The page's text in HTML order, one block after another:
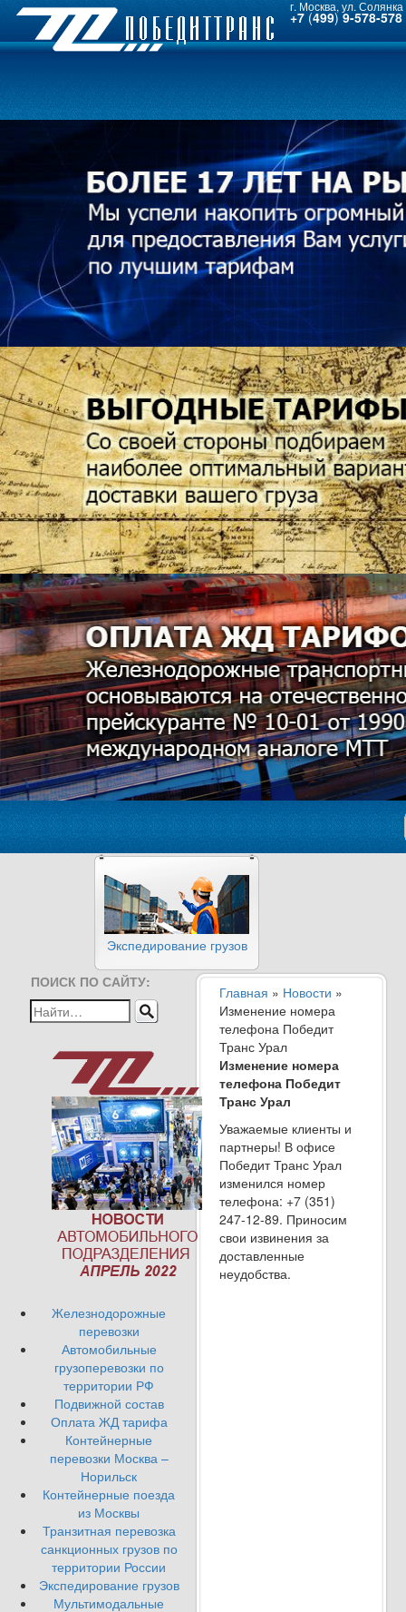
г. Москва, ул.
+7 (499)9-578-578
Экспедирование грузов
ПОИСК ПО САЙТУ:
Железнодорожные
перевозки
Автомобильные
грузоперевозки по
территории РФ
Подвижной состав
Оплата ЖД тарифа
Контейнерные
перевозки Москва –
Норильск
Контейнерные поезда
из Москвы
Транзитная перевозка
санкционных грузов по
территории России
Экспедирование грузов
Мультимодальные
Главная » Новости »
Изменение номера
телефона Победит
Транс Урал
Изменение номера
телефона Победит
Транс Урал
Уважаемые клиенты и
партнеры! В офисе
Победит Транс Урал
изменился номер
телефона: +7 (351)
247-12-89. Приносим
свои извинения за
доставленные
неудобства.